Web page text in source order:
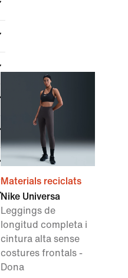
Materials reciclats
Nike Universa
Leggings de
longitud completa i
cintura alta sense
costures frontals -
Dona